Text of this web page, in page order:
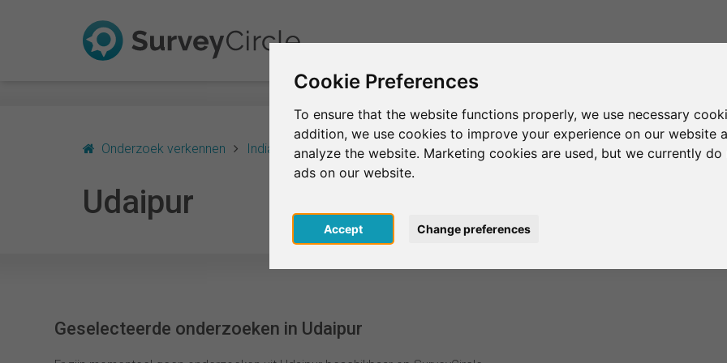
Cookie Preferences
To ensure that the website functions properly, we use necessary
addition, we use cookies to improve your experience on our website
analyze the website. Marketing cookies are used, but we currently
ads on our website.
Accept Change preferences
Onderzoek verkennen India Udaipur
Udaipur
Geselecteerde onderzoeken in Udaipur